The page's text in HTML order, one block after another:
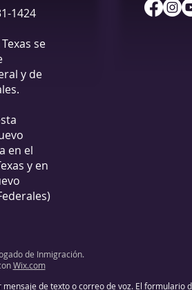
1424
se
y de
en el
y en
de Inmigración.
Wix.com
de texto o correo de voz. El formulario